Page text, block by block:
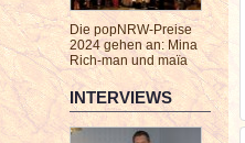
Die popNRW-Preise
2024 gehen an: Mina
Rich-man und maïa
INTERVIEWS